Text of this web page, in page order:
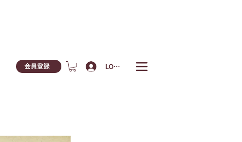
会員登録 LOGIN